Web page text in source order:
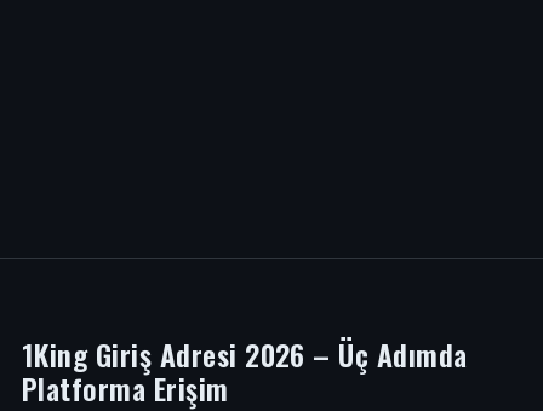
1King Giriş Adresi 2026 – Üç Adımda
Platforma Erişim